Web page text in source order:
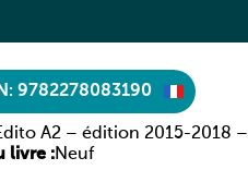
9782278083190
A2 – édition 2015-2018 –
+ CD mp3 + DVD
livre :Neuf